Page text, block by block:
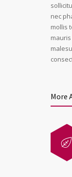
nec
mollis
More